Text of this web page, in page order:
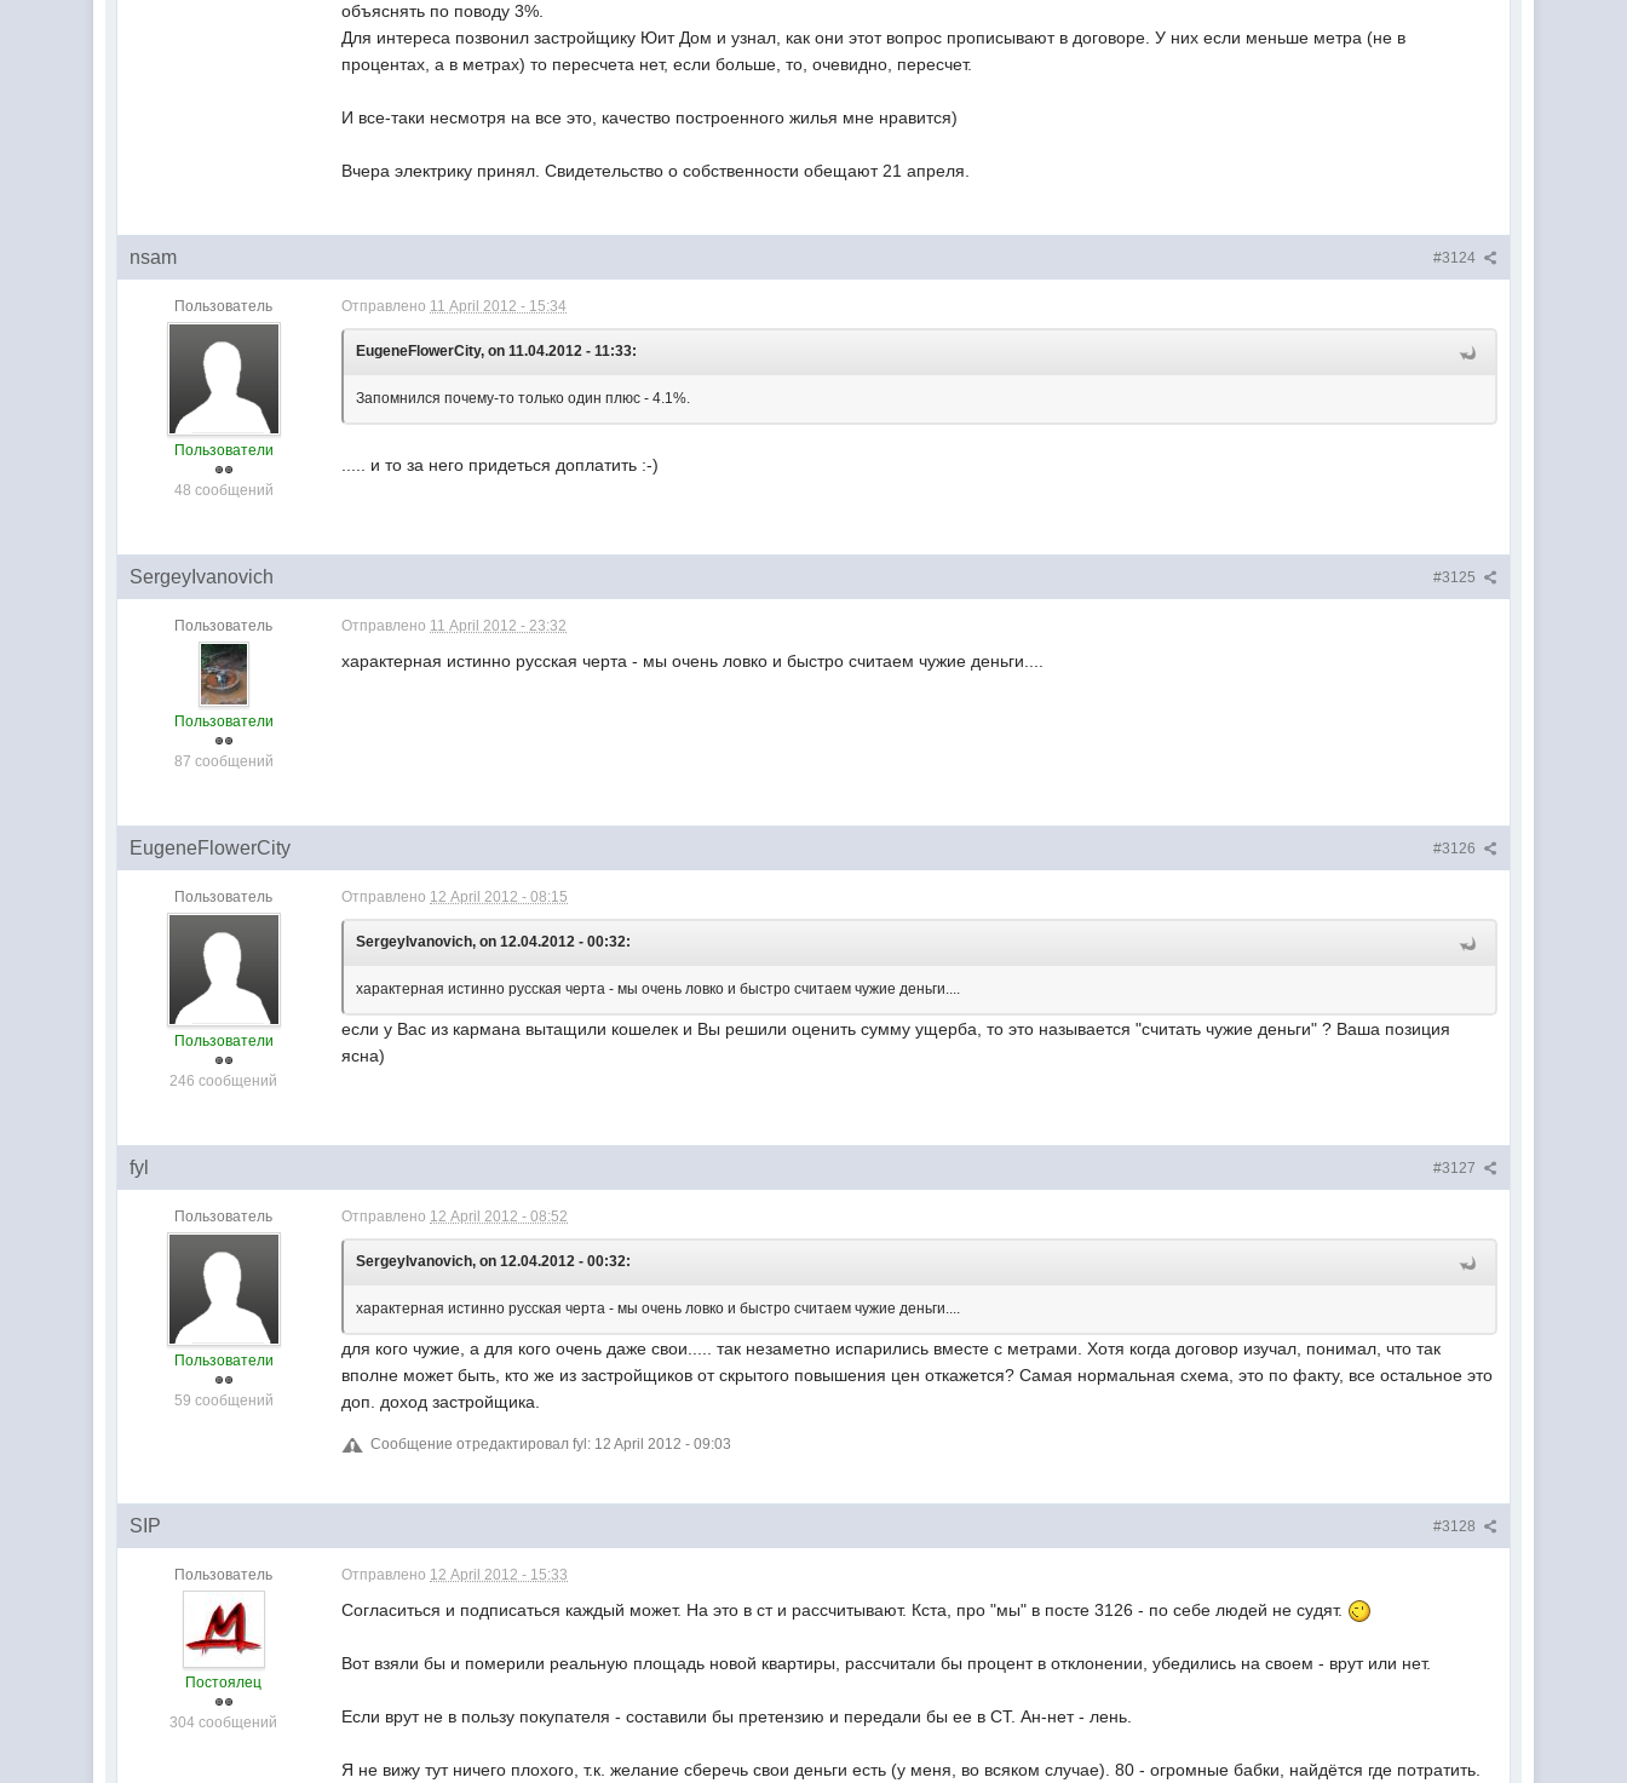
объяснять по поводу 3%.
Для интереса позвонил застройщику Юит Дом и узнал, как они этот вопрос прописывают в договоре. У них если меньше метра (не в
процентах, а в метрах) то пересчета нет, если больше, то, очевидно, пересчет.
И все-таки несмотря на все это, качество построенного жилья мне нравится)
Вчера электрику принял. Свидетельство о собственности обещают 21 апреля.
#3124
nsam
Пользователь
Пользователи
48 сообщений
Отправлено 11 April 2012 - 15:34
EugeneFlowerCity, on 11.04.2012 - 11:33:
Запомнился почему-то только один плюс - 4.1%.
..... и то за него придеться доплатить :-)
#3125
SergeyIvanovich
Пользователь
Пользователи
87 сообщений
Отправлено 11 April 2012 - 23:32
характерная истинно русская черта - мы очень ловко и быстро считаем чужие деньги....
#3126
EugeneFlowerCity
Пользователь
Пользователи
246 сообщений
Отправлено 12 April 2012 - 08:15
SergeyIvanovich, on 12.04.2012 - 00:32:
характерная истинно русская черта - мы очень ловко и быстро считаем чужие деньги....
если у Вас из кармана вытащили кошелек и Вы решили оценить сумму ущерба, то это называется "считать чужие деньги" ? Ваша позиция
ясна)
#3127
fyl
Пользователь
Пользователи
59 сообщений
Отправлено 12 April 2012 - 08:52
SergeyIvanovich, on 12.04.2012 - 00:32:
характерная истинно русская черта - мы очень ловко и быстро считаем чужие деньги....
для кого чужие, а для кого очень даже свои..... так незаметно испарились вместе с метрами. Хотя когда договор изучал, понимал, что так
вполне может быть, кто же из застройщиков от скрытого повышения цен откажется? Самая нормальная схема, это по факту, все остальное это
доп. доход застройщика.
Сообщение отредактировал fyl: 12 April 2012 - 09:03
#3128
SIP
Пользователь
Постоялец
304 сообщений
Отправлено 12 April 2012 - 15:33
Согласиться и подписаться каждый может. На это в ст и рассчитывают. Кста, про "мы" в посте 3126 - по себе людей не судят.
Вот взяли бы и померили реальную площадь новой квартиры, рассчитали бы процент в отклонении, убедились на своем - врут или нет.
Если врут не в пользу покупателя - составили бы претензию и передали бы ее в СТ. Ан-нет - лень.
Я не вижу тут ничего плохого, т.к. желание сберечь свои деньги есть (у меня, во всяком случае). 80 - огромные бабки, найдётся где потратить.